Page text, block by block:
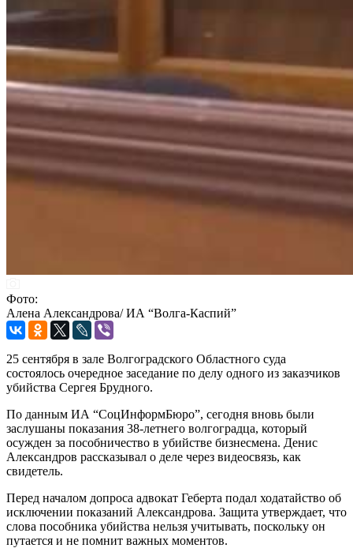
Фото:
Алена Александрова/ ИА “Волга-Каспий”
25 сентября в зале Волгоградского Областного суда
состоялось очередное заседание по делу одного из заказчиков
убийства Сергея Брудного.
По данным ИА “СоцИнформБюро”, сегодня вновь были
заслушаны показания 38-летнего волгоградца, который
осужден за пособничество в убийстве бизнесмена. Денис
Александров рассказывал о деле через видеосвязь, как
свидетель.
Перед началом допроса адвокат Геберта подал ходатайство об
исключении показаний Александрова. Защита утверждает, что
слова пособника убийства нельзя учитывать, поскольку он
путается и не помнит важных моментов.